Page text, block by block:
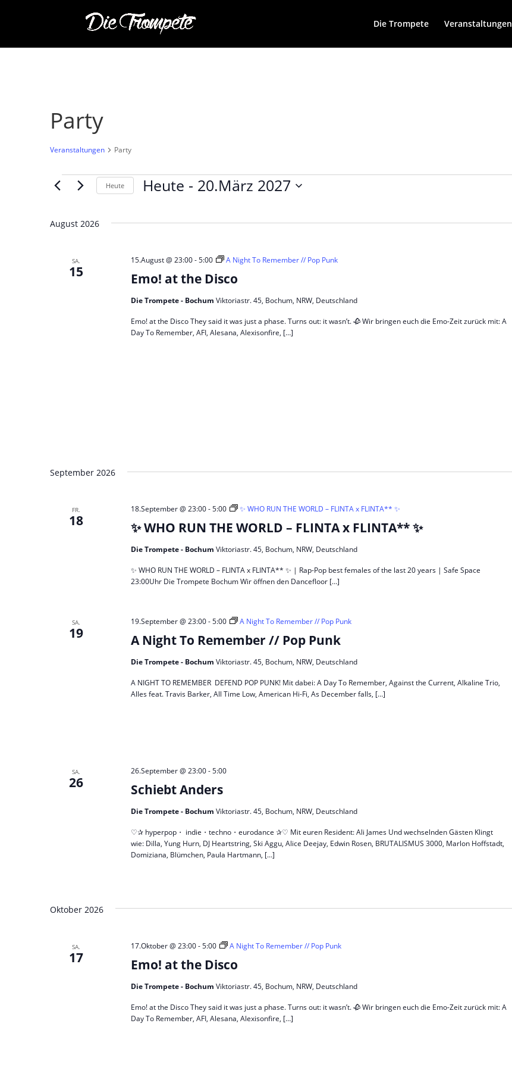
Die Trompete Veranstaltungen
Party
Veranstaltungen Party
Veranstaltungen
Heute Heute - 20.März 2027
August 2026
SA.
15 Emo! at the Disco
15.August @ 23:00-5:00 A Night To Remember // Pop Punk
Die Trompete - Bochum Viktoriastr. 45, Bochum, NRW, Deutschland
Emo! at the Disco They said it was just a phase. Turns out: it wasn’t. 🥀 Wir bringen euch die Emo-Zeit zurück mit: A
Day To Remember, AFI, Alesana, Alexisonfire, […]
September 2026
FR.
18 ✨ WHO RUN THE WORLD – FLINTA x FLINTA** ✨
18.September @ 23:00-5:00 ✨ WHO RUN THE WORLD – FLINTA x FLINTA** ✨
Die Trompete - Bochum Viktoriastr. 45, Bochum, NRW, Deutschland
✨ WHO RUN THE WORLD – FLINTA x FLINTA** ✨ | Rap-Pop best females of the last 20 years | Safe Space
23:00Uhr Die Trompete Bochum Wir öffnen den Dancefloor […]
SA.
19 A Night To Remember // Pop Punk
19.September @ 23:00-5:00 A Night To Remember // Pop Punk
Die Trompete - Bochum Viktoriastr. 45, Bochum, NRW, Deutschland
A NIGHT TO REMEMBER DEFEND POP PUNK! Mit dabei: A Day To Remember, Against the Current, Alkaline Trio,
Alles feat. Travis Barker, All Time Low, American Hi-Fi, As December falls, […]
SA.
26 Schiebt Anders
26.September @ 23:00-5:00
Die Trompete - Bochum Viktoriastr. 45, Bochum, NRW, Deutschland
♡✰ hyperpop・ indie・techno・eurodance ✰♡ Mit euren Resident: Ali James Und wechselnden Gästen Klingt
wie: Dilla, Yung Hurn, DJ Heartstring, Ski Aggu, Alice Deejay, Edwin Rosen, BRUTALISMUS 3000, Marlon Hoffstadt,
Domiziana, Blümchen, Paula Hartmann, […]
Oktober 2026
SA.
17 Emo! at the Disco
17.Oktober @ 23:00-5:00 A Night To Remember // Pop Punk
Die Trompete - Bochum Viktoriastr. 45, Bochum, NRW, Deutschland
Emo! at the Disco They said it was just a phase. Turns out: it wasn’t. 🥀 Wir bringen euch die Emo-Zeit zurück mit: A
Day To Remember, AFI, Alesana, Alexisonfire, […]